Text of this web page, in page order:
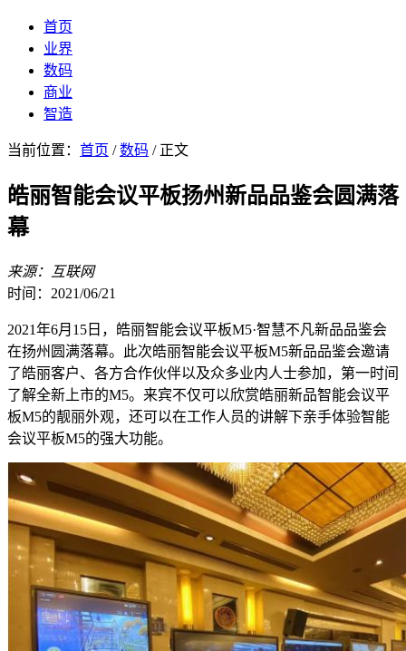
首页
业界
数码
商业
智造
当前位置： 首页 /数码 / 正文
皓丽智能会议平板扬州新品品鉴会圆满落
幕
来源：互联网
时间：2021/06/21
2021年6月15日，皓丽智能会议平板M5·智慧不凡新品品鉴会
在扬州圆满落幕。此次皓丽智能会议平板M5新品品鉴会邀请
了皓丽客户、各方合作伙伴以及众多业内人士参加，第一时间
了解全新上市的M5。来宾不仅可以欣赏皓丽新品智能会议平
板M5的靓丽外观，还可以在工作人员的讲解下亲手体验智能
会议平板M5的强大功能。